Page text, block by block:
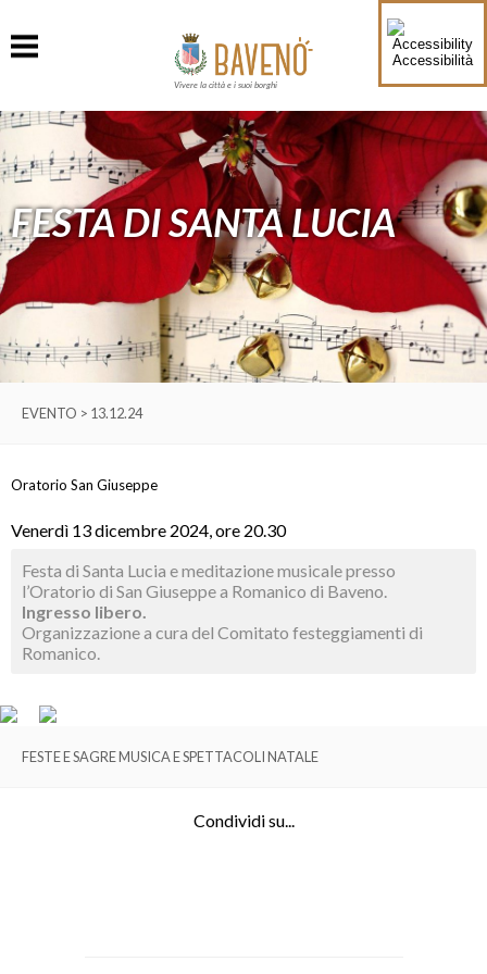
Accessibilità
Vivere la città e i suoi borghi
FESTA DI SANTA LUCIA
EVENTO > 13.12.24
Oratorio San Giuseppe
Venerdì 13 dicembre 2024, ore 20.30
Festa di Santa Lucia e meditazione musicale presso
l’Oratorio di San Giuseppe a Romanico di Baveno.
Ingresso libero.
Organizzazione a cura del Comitato festeggiamenti di
Romanico.
FESTE E SAGRE MUSICA E SPETTACOLI NATALE
Condividi su...